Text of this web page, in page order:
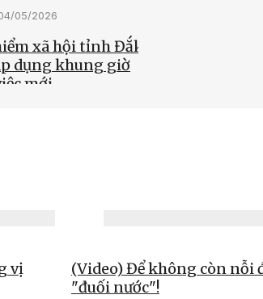
05/2026
xã hội tỉnh Đắk
dụng khung giờ
mới
vị
(Video) Để không còn nỗi
"đuối nước"!